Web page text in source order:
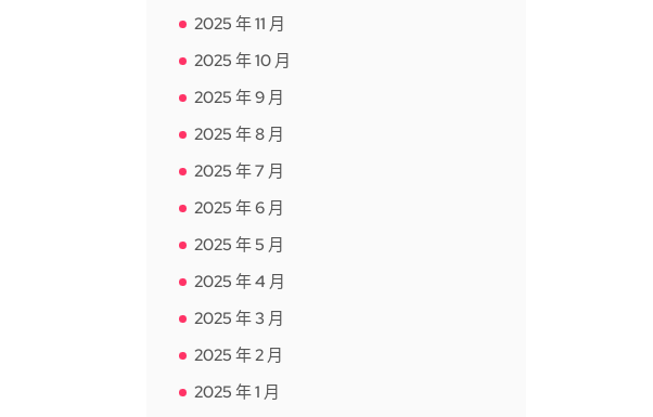
2025 年 11 月
2025 年 10 月
2025 年 9 月
2025 年 8 月
2025 年 7 月
2025 年 6 月
2025 年 5 月
2025 年 4 月
2025 年 3 月
2025 年 2 月
2025 年 1 月